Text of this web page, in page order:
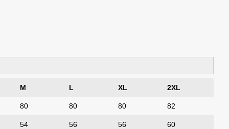
M L XL 2XL
80 80 80 82
54 56 56 60